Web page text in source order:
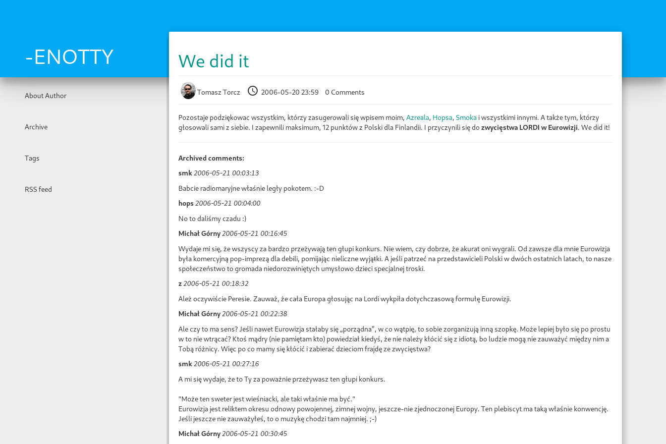
-ENOTTY
About Author
Archive
Tags
RSS feed
We did it
Tomasz Torcz 2006-05-20 23:59 0 Comments
Pozostaje podziękowac wszystkim, którzy zasugerowali się wpisem moim, Azreala, Hopsa, Smoka i wszystkimi innymi. A także tym, którzy
głosowali sami z siebie. I zapewnili maksimum, 12 punktów z Polski dla Finlandii. I przyczynili się dozwycięstwa LORDI w Eurowizji. We did it!
Archived comments:
smk 2006-05-21 00:03:13
Babcie radiomaryjne właśnie legły pokotem. :-D
hops2006-05-21 00:04:00
No to daliśmy czadu :)
Michał Górny2006-05-21 00:16:45
Wydaje mi się, że wszyscy za bardzo przeżywają ten głupi konkurs. Nie wiem, czy dobrze, że akurat oni wygrali. Od zawsze dla mnie Eurowizja
była komercyjną pop-imprezą dla debili, pomijając nieliczne wyjąŧki. A jeśli patrzeć na przedstawicieli Polski w dwóch ostatnich latach, to nasze
społeczeństwo to gromada niedorozwiniętych umysłowo dzieci specjalnej troski.
z2006-05-21 00:18:32
Ależ oczywiście Peresie. Zauważ, że cała Europa głosując na Lordi wykpiła dotychczasową formułę Eurowizji.
Michał Górny2006-05-21 00:22:38
Ale czy to ma sens? Jeśli nawet Eurowizja stałaby się „porządna”, w co wątpię, to sobie zorganizują inną szopkę. Może lepiej było się po prostu
w to nie wtrącać? Ktoś mądry (nie pamiętam kto) powiedział kiedyś, że nie należy kłócić się z idiotą, bo ludzie mogą nie zauważyć między nim a
Tobą różnicy. Więc po co mamy się kłócić i zabierać dzieciom frajdę ze zwycięstwa?
smk 2006-05-21 00:27:16
A mi się wydaje, że to Ty za poważnie przeżywasz ten głupi konkurs.
"Może ten sweter jest wieśniacki, ale taki właśnie ma być."
Eurowizja jest reliktem okresu odnowy powojennej, zimnej wojny, jeszcze-nie zjednoczonej Europy. Ten plebiscyt ma taką właśnie konwencję.
Jeśli jeszcze nie zauważyłeś, to o muzykę chodzi tam najmniej. ;-)
Michał Górny2006-05-21 00:30:45